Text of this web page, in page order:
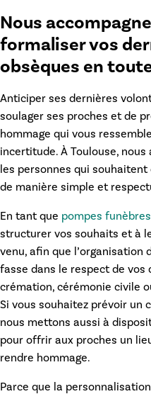
Nous
formaliser vos
obsèques en
Anticiper ses dernières
soulager ses proches et de
hommage qui vous
incertitude. À Toulouse,
les personnes qui
de manière simple et
En tant que pompes
structurer vos souhaits et à
venu, afin que l’organisation
fasse dans le respect de vos
crémation, cérémonie civile
Si vous souhaitez prévoir un
nous mettons aussi à
pour offrir aux proches un
rendre hommage.
Parce que la